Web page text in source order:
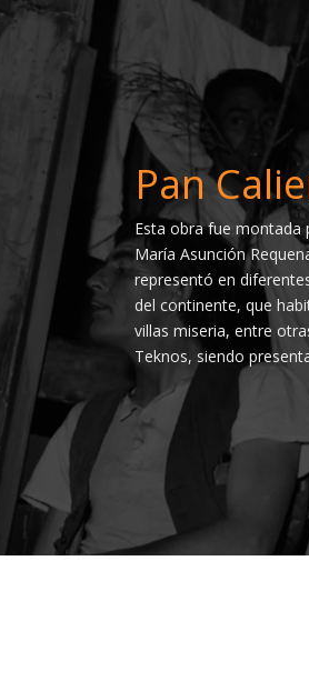
Pan
Esta obra fue montada
María Asunción
representó en
del continente, que
villas miseria, entre
Teknos, siendo